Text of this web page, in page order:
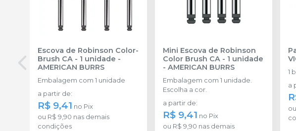
Escova de Robinson Color-
Brush CA - 1 unidade -
AMERICAN BURRS
Embalagem com 1 unidade
a partir de:
R$ 9,41 no Pix
ou R$ 9,90 nas demais
condições
Mini Escova de Robinson
Color Brush CA - 1 unidade
-AMERICAN BURRS
Embalagem com 1 unidade.
Escolha a cor.
a partir de:
R$ 9,41 no Pix
ou R$ 9,90 nas demais
1
a
ou